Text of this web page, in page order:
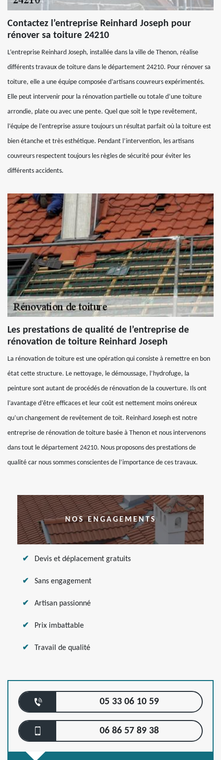
Contactez l’entreprise Reinhard Joseph pour
rénover sa toiture 24210
L’entreprise Reinhard Joseph, installée dans la ville de Thenon, réalise
différents travaux de toiture dans le département 24210. Pour rénover sa
toiture, elle a une équipe composée d’artisans couvreurs expérimentés.
Elle peut intervenir pour la rénovation partielle ou totale d’une toiture
arrondie, plate ou avec une pente. Quel que soit le type revêtement,
l’équipe de l’entreprise assure toujours un résultat parfait où la toiture est
bien étanche et très esthétique. Pendant l’intervention, les artisans
couvreurs respectent toujours les règles de sécurité pour éviter les
différents accidents.
Les prestations de qualité de l’entreprise de
rénovation de toiture Reinhard Joseph
La rénovation de toiture est une opération qui consiste à remettre en bon
état cette structure. Le nettoyage, le démoussage, l’hydrofuge, la
peinture sont autant de procédés de rénovation de la couverture. Ils ont
l’avantage d’être efficaces et leur coût est nettement moins onéreux
qu’un changement de revêtement de toit. Reinhard Joseph est notre
entreprise de rénovation de toiture basée à Thenon et nous intervenons
dans tout le département 24210. Nous proposons des prestations de
qualité car nous sommes conscientes de l’importance de ces travaux.
NOS ENGAGEMENTS
Devis et déplacement gratuits
Sans engagement
Artisan passionné
Prix imbattable
Travail de qualité
05 33 06 10 59
06 86 57 89 38